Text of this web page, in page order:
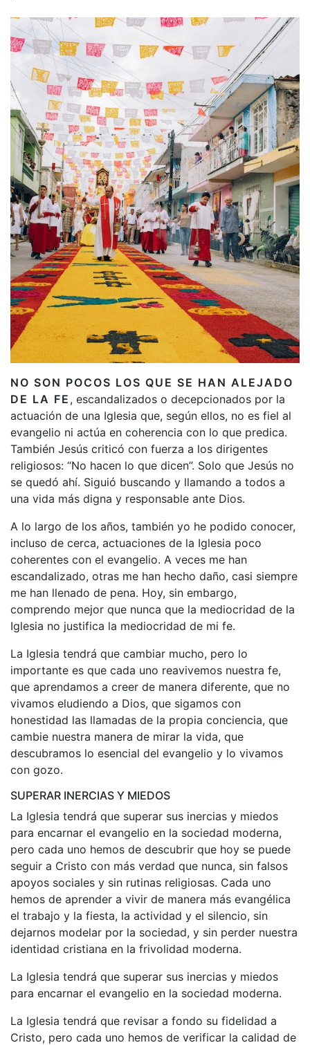
NO SON POCOS LOS QUE SE HAN ALEJADO
DE LA FE , escandalizados o decepcionados por la
actuación de una Iglesia que, según ellos, no es fiel al
evangelio ni actúa en coherencia con lo que predica.
También Jesús criticó con fuerza a los dirigentes
religiosos: “No hacen lo que dicen”. Solo que Jesús no
se quedó ahí. Siguió buscando y llamando a todos a
una vida más digna y responsable ante Dios.
A lo largo de los años, también yo he podido conocer,
incluso de cerca, actuaciones de la Iglesia poco
coherentes con el evangelio. A veces me han
escandalizado, otras me han hecho daño, casi siempre
me han llenado de pena. Hoy, sin embargo,
comprendo mejor que nunca que la mediocridad de la
Iglesia no justifica la mediocridad de mi fe.
La Iglesia tendrá que cambiar mucho, pero lo
importante es que cada uno reavivemos nuestra fe,
que aprendamos a creer de manera diferente, que no
vivamos eludiendo a Dios, que sigamos con
honestidad las llamadas de la propia conciencia, que
cambie nuestra manera de mirar la vida, que
descubramos lo esencial del evangelio y lo vivamos
con gozo.
SUPERAR INERCIAS Y MIEDOS
La Iglesia tendrá que superar sus inercias y miedos
para encarnar el evangelio en la sociedad moderna,
pero cada uno hemos de descubrir que hoy se puede
seguir a Cristo con más verdad que nunca, sin falsos
apoyos sociales y sin rutinas religiosas. Cada uno
hemos de aprender a vivir de manera más evangélica
el trabajo y la fiesta, la actividad y el silencio, sin
dejarnos modelar por la sociedad, y sin perder nuestra
identidad cristiana en la frivolidad moderna.
La Iglesia tendrá que superar sus inercias y miedos
para encarnar el evangelio en la sociedad moderna.
La Iglesia tendrá que revisar a fondo su fidelidad a
Cristo, pero cada uno hemos de verificar la calidad de